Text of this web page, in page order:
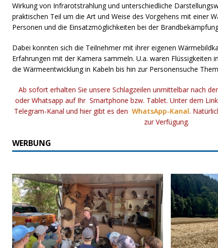
Wirkung von Infrarotstrahlung und unterschiedliche
praktischen Teil um die Art und Weise des Vorgehens mit einer
Personen und die Einsatzmöglichkeiten bei der
Dabei konnten sich die Teilnehmer mit ihrer eigenen
Erfahrungen mit der Kamera sammeln. U.a. waren Flüssigkeiten
die Wärmeentwicklung in Kabeln bis hin zur Personensuche
Ab sofort erhalten Sie unsere Schlagzeilen unmittelbar nach
oder Whatsapp auf Ihr Smartphone bzw. Tablet. Unter dem Link
Telegram-Kanal und hier gibt es denWhatsApp-Kanal.
zur Verfügung.
WERBUNG